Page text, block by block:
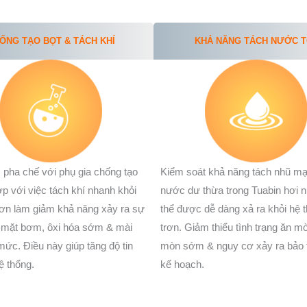
TẠO BỌT & TÁCH KHÍ
chế với phụ gia chống tạo
với việc tách khí nhanh khỏi
làm giảm khả năng xảy ra sự
bơm, ôxi hóa sớm & mài
Điều này giúp tăng độ tin
thống.
KHẢ NĂNG TÁCH NƯỚC
Kiểm soát khả năng tách nhũ
nước dư thừa trong Tuabin hơi
thể được dễ dàng xả ra khỏi hệ
trơn. Giảm thiểu tình trạng ăn
mòn sớm & nguy cơ xảy ra bảo
kế hoạch.